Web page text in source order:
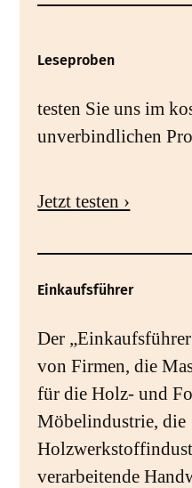
Leseproben
testen Sie uns im
unverbindlichen
Jetzt testen ›
Einkaufsführer
Der
von Firmen, die
für die Holz- und
Möbelindustrie, die
verarbeitende